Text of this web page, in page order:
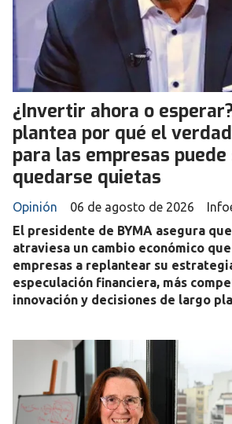
¿Invertir ahora o
plantea por qué el
para las empresas puede
quedarse quietas
Opinión
06 de agosto de 2026
El presidente de BYMA asegura
atraviesa un cambio económico
empresas a replantear su
especulación financiera, más
innovación y decisiones de largo